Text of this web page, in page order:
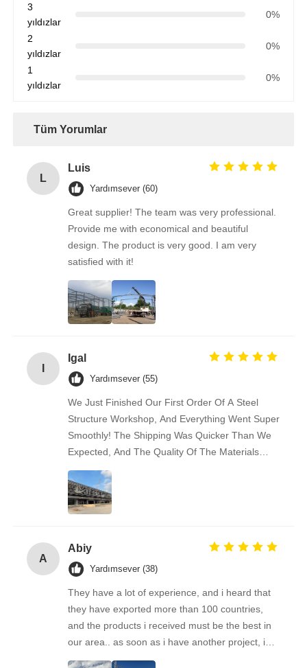
3
yıldızlar
0%
2
yıldızlar
0%
1
yıldızlar
0%
Tüm Yorumlar
L
Luis
Yardımsever (60)
Great supplier! The team was very professional.
Provide me with economical and beautiful
design. The product is very good. I am very
satisfied with it!
Igal
Yardımsever (55)
We Just Finished Our First Order Of A Steel
Structure Workshop, And Everything Went Super
Smoothly! The Shipping Was Quicker Than We
Expected, And The Quality Of The Materials
Really Impressed Us — Solid And Well-made.
Communication Was Easy And Friendly
Throughout. We’re Already Recommending This
Supplier To Some Of Our Business Friends.
A
Abiy
Yardımsever (38)
They have a lot of experience, and i heard that
they have exported more than 100 countries,
and the products i received must be the best in
our area.. as soon as i have another project, i& #
39;ll come back to you. Looking forward to the